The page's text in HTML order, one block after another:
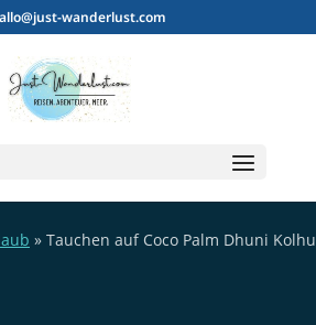
wanderlust.com
» Tauchen auf Coco Palm Dhuni Kolhu